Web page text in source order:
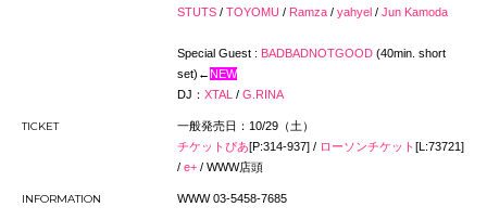
STUTS/ TOYOMU / Ramza/ yahyel/ Jun Kamoda
Special Guest : BADBADNOTGOOD(40min. short
set)←NEW
DJ： XTAL / G.RINA
TICKET
一般発売日：10/29（土）
チケットぴあ[P:314-937] / ローソンチケット[L:73721]
/ e+/ WWW店頭
INFORMATION WWW 03-5458-7685